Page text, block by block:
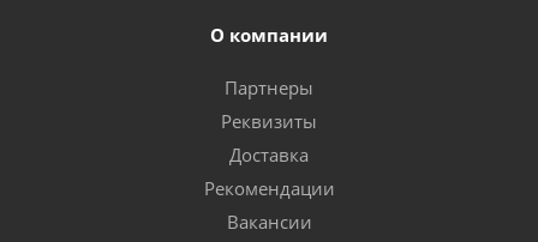
О компании
Партнеры
Реквизиты
Доставка
Рекомендации
Вакансии